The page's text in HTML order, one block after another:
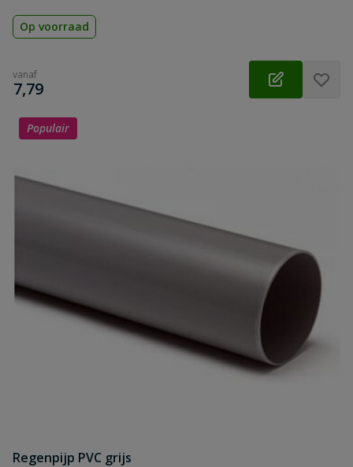
Op voorraad
vanaf
€
7,79
Populair
Regenpijp PVC grijs